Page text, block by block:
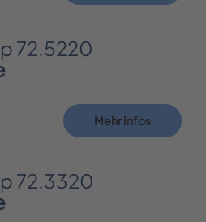
72.5220
Mehr Infos
72.3320